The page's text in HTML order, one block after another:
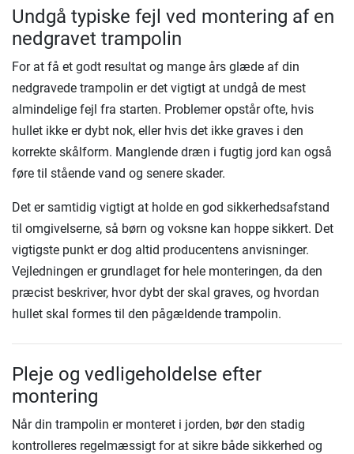
Undgå typiske fejl ved montering af en
nedgravet trampolin
For at få et godt resultat og mange års glæde af din
nedgravede trampolin er det vigtigt at undgå de mest
almindelige fejl fra starten. Problemer opstår ofte, hvis
hullet ikke er dybt nok, eller hvis det ikke graves i den
korrekte skålform. Manglende dræn i fugtig jord kan også
føre til stående vand og senere skader.
Det er samtidig vigtigt at holde en god sikkerhedsafstand
til omgivelserne, så børn og voksne kan hoppe sikkert. Det
vigtigste punkt er dog altid producentens anvisninger.
Vejledningen er grundlaget for hele monteringen, da den
præcist beskriver, hvor dybt der skal graves, og hvordan
hullet skal formes til den pågældende trampolin.
Pleje og vedligeholdelse efter
montering
Når din trampolin er monteret i jorden, bør den stadig
kontrolleres regelmæssigt for at sikre både sikkerhed og